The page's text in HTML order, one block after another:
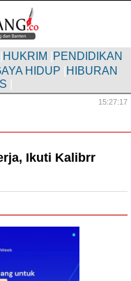
HUKRIM PENDIDIKAN
HIDUP HIBURAN
15:27:18
Ikuti Kalibrr